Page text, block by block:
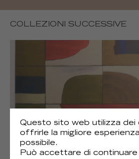
COLLEZIONI SUCCESSIVE
Questo sito web utilizza dei
offrirle la migliore
possibile.
Può accettare di continuare